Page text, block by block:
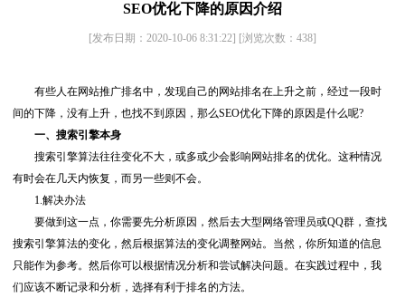
SEO优化下降的原因介绍
[发布日期：2020-10-06 8:31:22] [浏览次数： 438]
有些人在网站推广排名中，发现自己的网站排名在上升之前，经过一段时
间的下降，没有上升，也找不到原因，那么SEO优化下降的原因是什么呢?
一、搜索引擎本身
搜索引擎算法往往变化不大，或多或少会影响网站排名的优化。这种情况
有时会在几天内恢复，而另一些则不会。
1.解决办法
要做到这一点，你需要先分析原因，然后去大型网络管理员或QQ群，查找
搜索引擎算法的变化，然后根据算法的变化调整网站。当然，你所知道的信息
只能作为参考。然后你可以根据情况分析和尝试解决问题。在实践过程中，我
们应该不断记录和分析，选择有利于排名的方法。